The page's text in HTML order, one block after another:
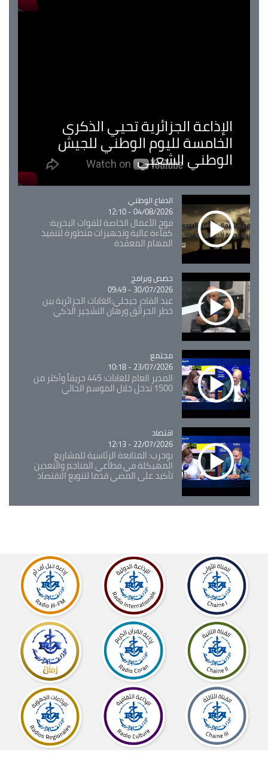
الإذاعة الجزائرية تحيي الذكرى
الخامسة لليوم الوطني للجيش
الوطني الشعبي
Catégorie
الدفاع الوطني
04/08/2026 - 12:10
فوج الأعمال الخاصة للقوات البحرية:
كفاءة عالية وتجهيزات متطورة لتنفيذ
المهام المعقدة
Catégorie
حصص وبرامج
30/07/2026 - 09:49
عبد القادر جيجلي:الغابات الجزائرية بين
خطر الحرائق ورهان التشجير الذكي
Catégorie
مجتمع
23/07/2026 - 10:18
المدير العام للغابات: 445 حريقاً وأكثر من
1500 تدخل خلال الموسم الحالي
Catégorie
اقتصاد
22/07/2026 - 12:13
بوحرب: المتابعة الرئاسية للمشاريع
المهيكلة في قطاعي المناجم والتعدين
تأكيد على المضي قدما لتنويع الاقتصاد